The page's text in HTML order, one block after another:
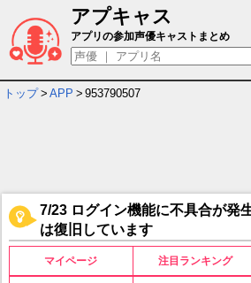
アプキャス
城とドラゴン - 『3連続
アプリの参加声優キャストまとめ
トップ > APP > 953790507
7/23 ログイン機能に不具合が発
は復旧しています
マイページ 注目ランキング